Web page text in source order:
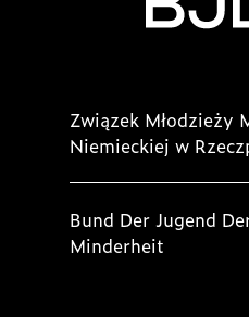
Związek Młodzieży
Niemieckiej w
Bund Der Jugend
Minderheit